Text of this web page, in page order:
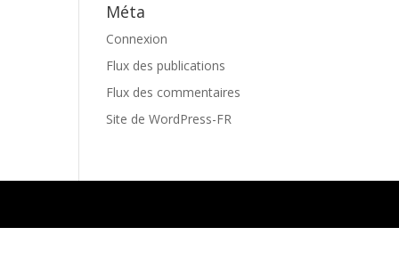
Méta
Connexion
Flux des publications
Flux des commentaires
Site de WordPress-FR